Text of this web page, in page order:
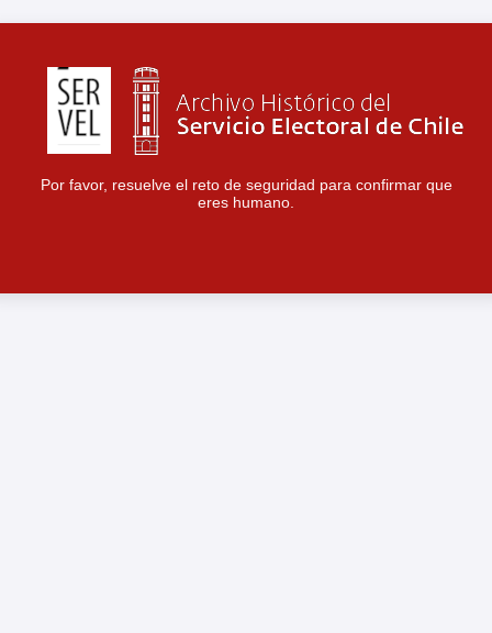
Por favor, resuelve el reto de seguridad para confirmar que
eres humano.